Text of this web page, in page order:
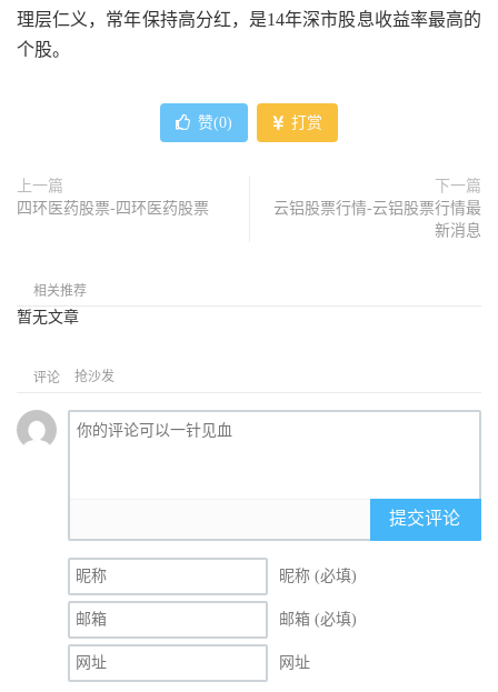
理层仁义，常年保持高分红，是14年深市股息收益率最高的
个股。
赞(0) 打赏
上一篇
四环医药股票-四环医药股票
下一篇
云铝股票行情-云铝股票行情最
新消息
相关推荐
暂无文章
评论 抢沙发
提交评论
昵称 (必填)
邮箱 (必填)
网址